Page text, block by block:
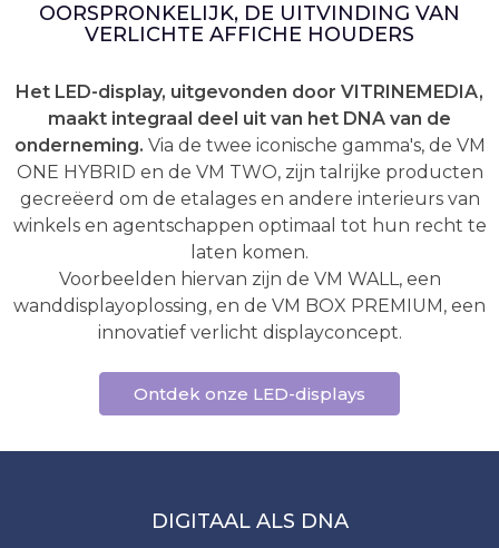
OORSPRONKELIJK, DE UITVINDING VAN
VERLICHTE AFFICHE HOUDERS
Het LED-display, uitgevonden door VITRINEMEDIA,
maakt integraal deel uit van het DNA van de
onderneming. Via de twee iconische gamma's, de VM
ONE HYBRID en de VM TWO, zijn talrijke producten
gecreëerd om de etalages en andere interieurs van
winkels en agentschappen optimaal tot hun recht te
laten komen.
Voorbeelden hiervan zijn de VM WALL, een
wanddisplayoplossing, en de VM BOX PREMIUM, een
innovatief verlicht displayconcept.
Ontdek onze LED-displays
DIGITAAL ALS DNA